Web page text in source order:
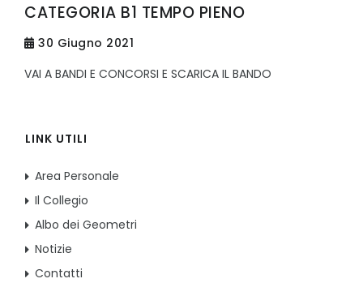
CATEGORIA B1 TEMPO PIENO
30 Giugno 2021
VAI A BANDI E CONCORSI E SCARICA IL BANDO
LINK UTILI
Area Personale
Il Collegio
Albo dei Geometri
Notizie
Contatti